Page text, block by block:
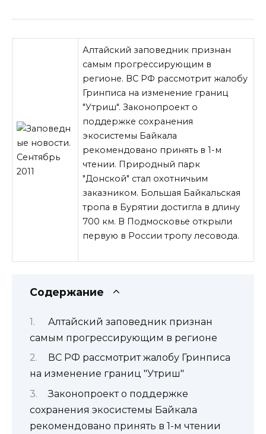
Алтайский заповедник признан
самым прогрессирующим в
регионе. ВС РФ рассмотрит жалобу
Гринписа на изменение границ
"Утриш". Законопроект о
поддержке сохранения
экосистемы Байкала
рекомендовано принять в 1-м
чтении. Природный парк
"Донской" стал охотничьим
заказником. Большая Байкальская
тропа в Бурятии достигла в длину
700 км. В Подмосковье открыли
первую в России тропу лесовода.
Содержание
Алтайский заповедник признан
самым прогрессирующим в регионе
ВС РФ рассмотрит жалобу Гринписа
на изменение границ "Утриш"
Законопроект о поддержке
сохранения экосистемы Байкала
рекомендовано принять в 1-м чтении